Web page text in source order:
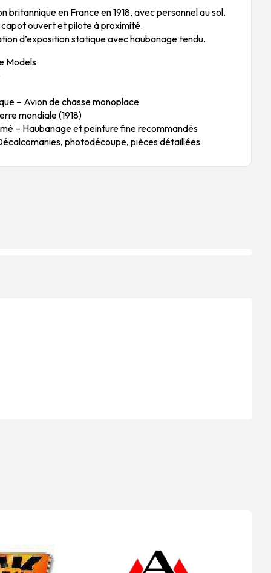
britannique en France en 1918, avec personnel au sol.
capot ouvert et pilote à proximité.
d’exposition statique avec haubanage tendu.
Models
– Avion de chasse monoplace
mondiale (1918)
– Haubanage et peinture fine recommandés
photodécoupe, pièces détaillées